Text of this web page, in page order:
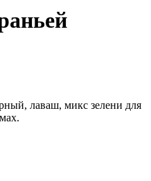
лаваш, микс зелени для